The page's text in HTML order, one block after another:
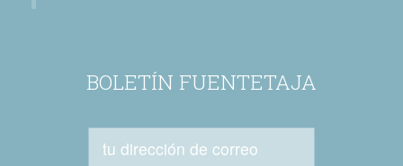
BOLETÍN FUENTETAJA